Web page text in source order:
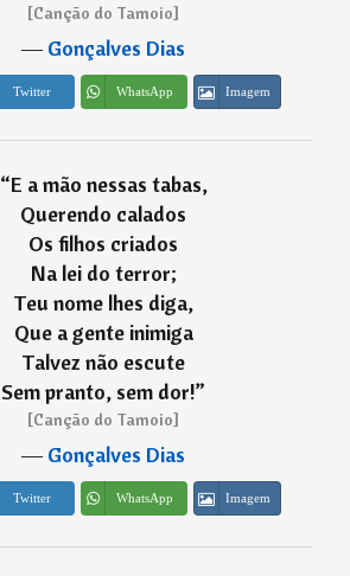
[Canção do Tamoio]
―Gonçalves Dias
Twitter WhatsApp Imagem
“E a mão nessas tabas,
Querendo calados
Os filhos criados
Na lei do terror;
Teu nome lhes diga,
Que a gente inimiga
Talvez não escute
Sem pranto, sem dor!”
[Canção do Tamoio]
―Gonçalves Dias
Twitter WhatsApp Imagem